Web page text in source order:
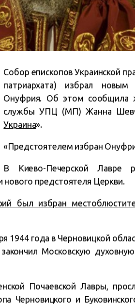
Собор епископов Украинской
патриархата) избрал новым
Онуфрия. Об этом сообщила
службы УПЦ (МП) Жанна
Украина».
«Предстоятелем избран
В Киево-Печерской Лавре
нового предстоятеля Церкви.
был избран
года в Черновицкой
Московскую
Почаевской Лавры,
Черновицкого и